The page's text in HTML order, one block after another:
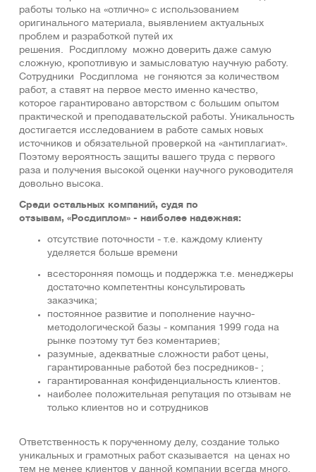
работы только на «отлично» с использованием
оригинaльнoго мaтеpиaла, выявлением актуальных
проблем и разработкой путей их
решения. Росдиплому можно доверить даже самую
сложную, кропотливую и замысловатую научную работу.
Сотрудники Росдиплома не гоняются за количеством
работ, а ставят на первое место именно качество,
которое гарантировано авторством с большим опытом
практической и преподавательской работы. Уникальность
достигается исследованием в работе самых новых
источников и обязательной проверкой на «антиплагиат».
Поэтому вероятность защиты вашего труда с первого
раза и получения высокой оценки научного руководителя
довольно высока.
Среди остальных компаний, судя по
отзывам, «Росдиплом» - наиболее надежная:
отсутствие поточности - т.е. каждому клиенту
уделяется больше времени
всесторонняя помощь и поддержка т.е. менеджеры
достаточно компетентны консультировать
заказчика;
постоянное развитие и пополнение научно-
методологической базы - компания 1999 года на
рынке поэтому тут без коментариев;
разумные, адекватные сложности работ цены,
гарантированные работой без посредников- ;
гарантированная конфиденциальность клиентов.
наиболее положительная репутация по отзывам не
только клиентов но и сотрудников
Ответственность к порученному делу, создание только
уникальных и грамотных работ сказывается на ценах но
тем не менее клиентов у данной компании всегда много.